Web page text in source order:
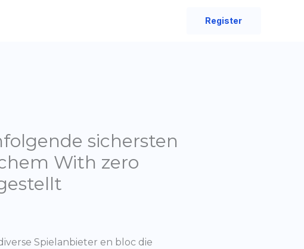
Register
sichersten
With zero
Spielanbieter en bloc die